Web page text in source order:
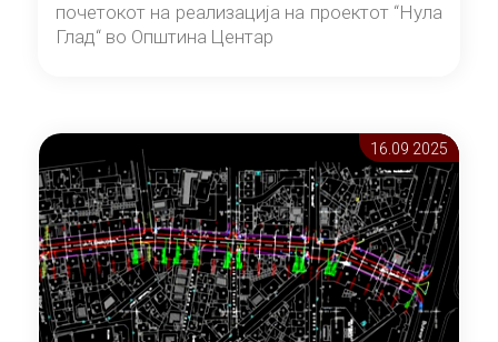
почетокот на реализација на проектот “Нула
Глад“ во Општина Центар
16.09 2025